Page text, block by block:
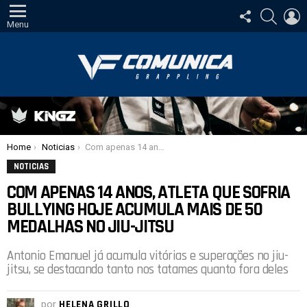
Menu
SIGA-
NOS
Você está aqui:
Home Noticias Com apenas 14 anos, atleta que sofria bullying hoje acumula mais de 50 medalhas no jiu-jitsu
NOTICIAS
COM APENAS 14 ANOS, ATLETA QUE SOFRIA
BULLYING HOJE ACUMULA MAIS DE 50
MEDALHAS NO JIU-JITSU
Antonio Emanuel já acumula vitórias e superações no jiu-
jitsu, se destacando tanto nos tatames quanto fora deles
por HELENA GRILLO